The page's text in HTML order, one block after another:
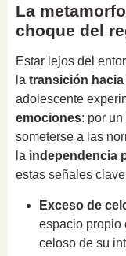
La
choque del
Estar lejos del
la transición hacia
adolescente
emociones: por
someterse a las
la independencia
estas señales
Exceso de
espacio propio
celoso de su